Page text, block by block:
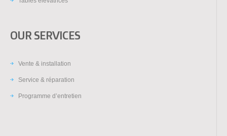
OUR SERVICES
Vente & installation
Service & réparation
Programme d’entretien